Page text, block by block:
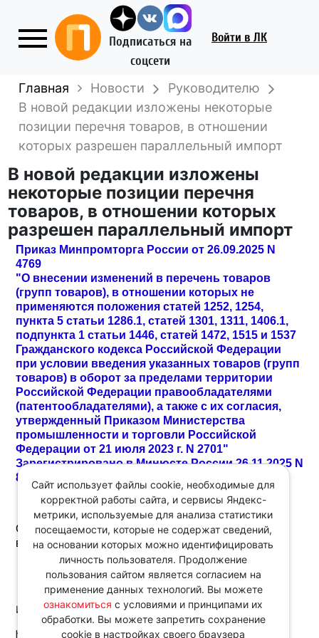
Подписаться на
соцсети
Войти в ЛК
Главная Новости
Руководителю
В новой редакции изложены некоторые
позиции перечня товаров, в отношении
которых разрешен параллельный импорт
В новой редакции изложены
некоторые позиции перечня
товаров, в отношении которых
разрешен параллельный импорт
Приказ Минпромторга России от 26.09.2025 N
4769
"О внесении изменений в перечень товаров
(групп товаров), в отношении которых не
применяются положения статей 1252, 1254,
пункта 5 статьи 1286.1, статей 1301, 1311, 1406.1,
подпункта 1 статьи 1446, статей 1472, 1515 и 1537
Гражданского кодекса Российской Федерации
при условии введения указанных товаров (групп
товаров) в оборот за пределами территории
Российской Федерации правообладателями
(патентообладателями), а также с их согласия,
утвержденный Приказом Министерства
промышленности и торговли Российской
Федерации от 21 июля 2023 г. N 2701"
Зарегистрировано в Минюсте России 26.11.2025 N
84297.
Определены различные сроки вступления в силу
внесенных изменений.
Источник:
http://www.consultant.ru/
Сайт использует файлы cookie, необходимые для
корректной работы сайта, и сервисы Яндекс-
метрики, используемые для анализа статистики
посещаемости, которые не содержат сведений,
на основании которых можно идентифицировать
личность пользователя. Продолжение
пользования сайтом является согласием на
применение данных технологий. Вы можете
ознакомиться с условиями и принципами их
обработки. Вы можете запретить сохранение
cookie в настройках своего браузера